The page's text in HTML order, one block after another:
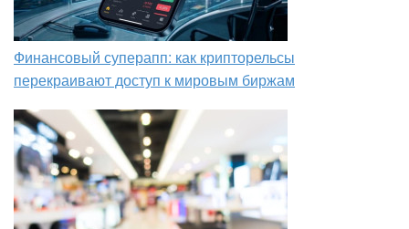
Финансовый суперапп: как крипторельсы
перекраивают доступ к мировым биржам